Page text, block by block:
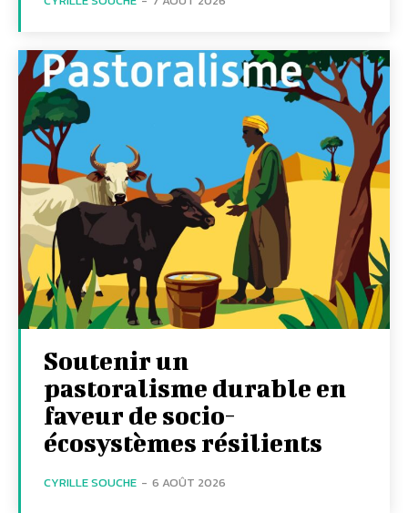
Soutenir un
pastoralisme durable en
faveur de socio-
écosystèmes résilients
CYRILLE SOUCHE - 6 AOÛT 2026